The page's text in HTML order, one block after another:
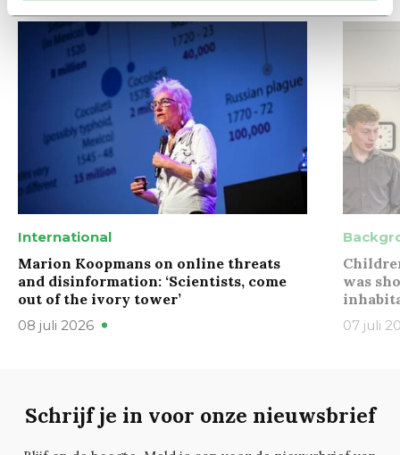
International
Marion Koopmans on online threats
and disinformation: ‘Scientists, come
out of the ivory tower’
08 juli 2026
was
07 juli
Schrijf je in voor onze nieuwsbrief